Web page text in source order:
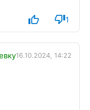
1
16.10.2024, 14:22